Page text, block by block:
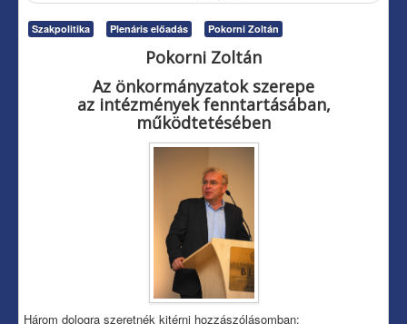
Szakpolitika Plenáris előadás Pokorni Zoltán
Pokorni Zoltán
Az önkormányzatok szerepe
az intézmények fenntartásában,
működtetésében
Három dologra szeretnék kitérni hozzászólásomban: